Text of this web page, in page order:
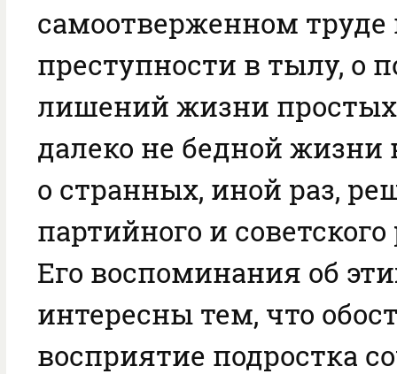
самоотверженном труде
преступности в тылу, о
лишений жизни
далеко не бедной
о странных, иной раз,
партийного и советского
Его воспоминания об
интересны тем, что
восприятие подростка